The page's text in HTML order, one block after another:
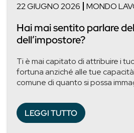
22 GIUGNO 2026 MONDO
Hai mai sentito parlare
dell’impostore?
Ti è mai capitato di attribuire i
fortuna anziché alle tue
comune di quanto si possa
LEGGI TUTTO